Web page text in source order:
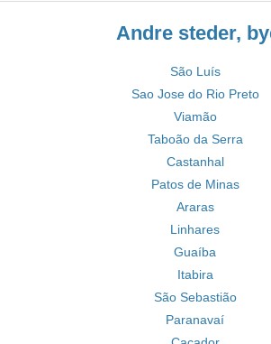
Andre steder,
São Luís
Sao Jose do Rio Preto
Viamão
Taboão da Serra
Castanhal
Patos de Minas
Araras
Linhares
Guaíba
Itabira
São Sebastião
Paranavaí